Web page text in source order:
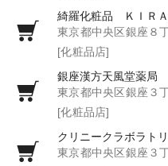
綺羅化粧品 ＫＩＲＡ
東京都中央区銀座８
[化粧品店]
銀座漢方天風堂薬局
東京都中央区銀座３
[化粧品店]
クリニークラボラト
東京都中央区銀座３